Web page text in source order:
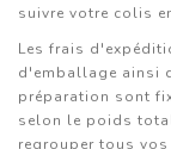
Accessoires
PC
Et
AIO
suivre votre colis
Les frais
d'emballage ainsi
préparation sont
selon le poids
regrouper tous